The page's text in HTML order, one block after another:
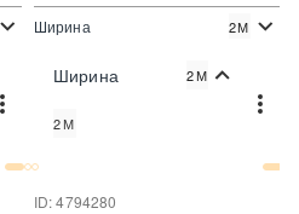
Цена:
Ширина 2М
Ширина 2М
2М
ID: 4794280